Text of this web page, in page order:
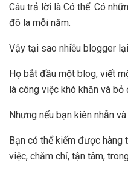
Câu trả lời là Có thể. Có
đô la mỗi năm.
Vậy tại sao nhiều blogger
Họ bắt đầu một blog, viết
là công việc khó khăn và bỏ
Nhưng nếu bạn kiên nhẫn
Bạn có thể kiếm được hàng
việc, chăm chỉ, tận tâm,